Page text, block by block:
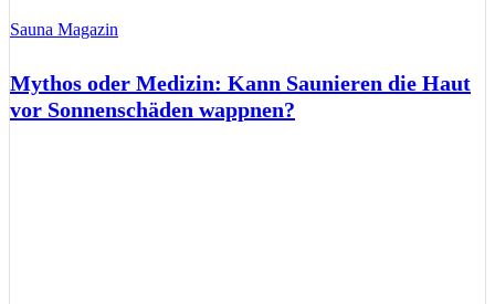
Sauna Magazin
Mythos oder Medizin: Kann Saunieren die Haut
vor Sonnenschäden wappnen?